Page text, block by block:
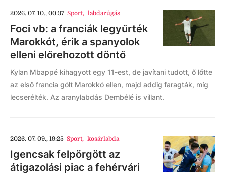
2026. 07. 10., 00:37 Sport, labdarúgás
Foci vb: a franciák legyűrték
Marokkót, érik a spanyolok
elleni előrehozott döntő
Kylan Mbappé kihagyott egy 11-est, de javítani tudott, ő lőtte
az első francia gólt Marokkó ellen, majd addig faragták, míg
lecserélték. Az aranylabdás Dembélé is villant.
2026. 07. 09., 19:25 Sport, kosárlabda
Igencsak felpörgött az
átigazolási piac a fehérvári